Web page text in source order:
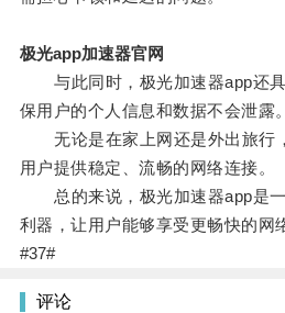
极光app加速器官网
与此同时，极光加速器app还具
保用户的个人信息和数据不会泄露。
无论是在家上网还是外出旅行
用户提供稳定、流畅的网络连接。
总的来说，极光加速器app是一
利器，让用户能够享受更畅快的网
#37#
评论